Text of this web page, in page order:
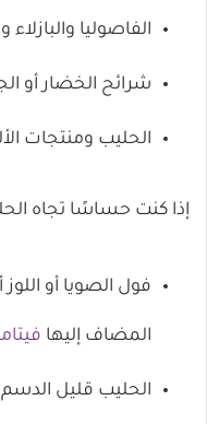
الفاصوليا
شرائح الخضار أو
الحليب ومنتجات
إذا كنت حساسًا تجاه
فول الصويا أو اللوز
المضاف إليها
الحليب قليل الدسم